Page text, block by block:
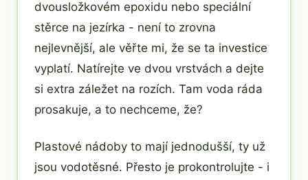
dvousložkovém epoxidu nebo speciální
stěrce na jezírka - není to zrovna
nejlevnější, ale věřte mi, že se ta investice
vyplatí. Natírejte ve dvou vrstvách a dejte
si extra záležet na rozích. Tam voda ráda
prosakuje, a to nechceme, že?
Plastové nádoby to mají jednodušší, ty už
jsou vodotěsné. Přesto je prokontrolujte - i